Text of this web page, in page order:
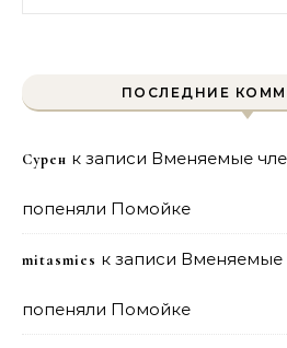
ПОСЛЕДНИЕ
Сурен к записи Вменяемые
попеняли Помойке
mitasmies к записи Вменяемые
попеняли Помойке